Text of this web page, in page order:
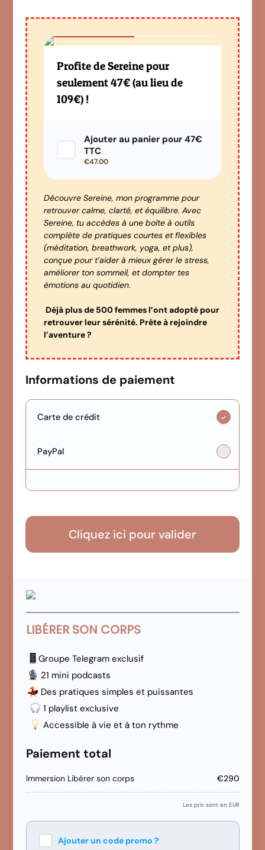
Profite de Sereine pour
seulement 47€ (au lieu de
109€) !
Ajouter au panier pour 47€
TTC
€47.00
Découvre Sereine, mon programme pour
retrouver calme, clarté, et équilibre. Avec
Sereine, tu accèdes à une boîte à outils
complète de pratiques courtes et flexibles
(méditation, breathwork, yoga, et plus),
conçue pour t’aider à mieux gérer le stress,
améliorer ton sommeil, et dompter tes
émotions au quotidien.
Déjà plus de 500 femmes l’ont adopté pour
retrouver leur sérénité. Prête à rejoindre
l’aventure ?
Informations de paiement
Carte de crédit
PayPal
Cliquez ici pour valider
LIBÉRER SON CORPS
Groupe Telegram exclusif
21 mini podcasts
Des pratiques simples et puissantes
1 playlist exclusive
Accessible à vie et à ton rythme
Paiement total
Immersion Libérer son corps €290
Les prix sont en EUR
Ajouter un code promo ?